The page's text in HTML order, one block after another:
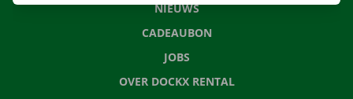
NIEUWS
CADEAUBON
JOBS
OVER DOCKX RENTAL